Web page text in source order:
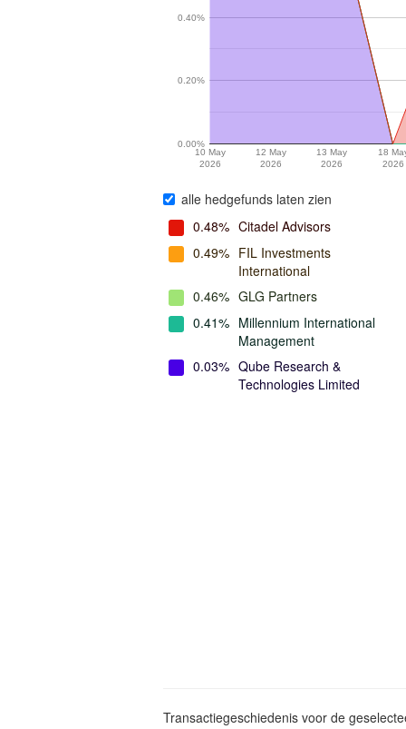
10 May
2026
12 May
2026
13 May
2026
18
2026
0.00%
0.20%
0.40%
alle hedgefunds laten zien
0.48% Citadel Advisors
0.49% FIL Investments
International
0.46% GLG Partners
0.41% Millennium International
Management
0.03% Qube Research &
Technologies Limited
Transactiegeschiedenis voor de